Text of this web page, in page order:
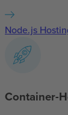
Node.js
Container-